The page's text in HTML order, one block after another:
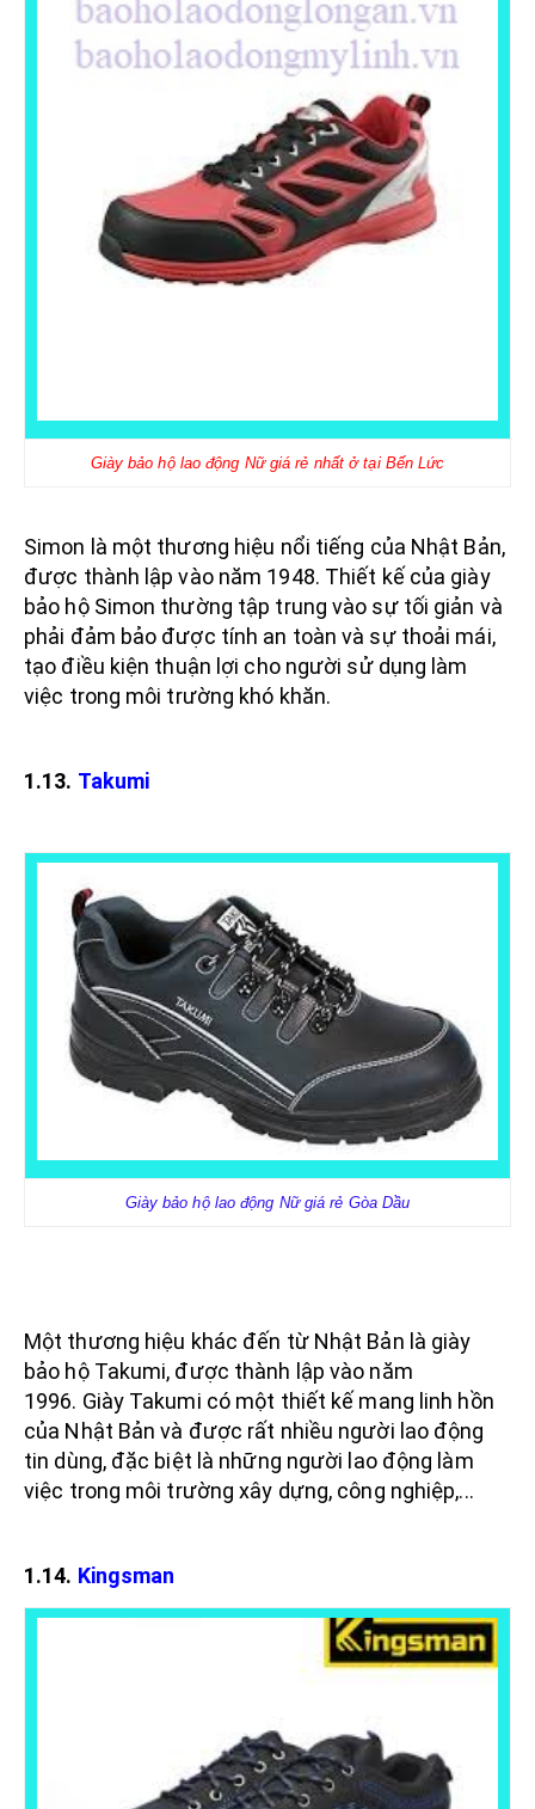
Giày bảo hộ lao động Nữ giá rẻ nhất ở tại Bến Lức
Simon là một thương hiệu nổi tiếng của Nhật Bản,
được thành lập vào năm 1948. Thiết kế của giày
bảo hộ Simon thường tập trung vào sự tối giản và
phải đảm bảo được tính an toàn và sự thoải mái,
tạo điều kiện thuận lợi cho người sử dụng làm
việc trong môi trường khó khăn.
1.13. Takumi
Giày bảo hộ lao động Nữ giá rẻ Gòa Dầu
Một thương hiệu khác đến từ Nhật Bản là giày
bảo hộ Takumi, được thành lập vào năm
1996. Giày Takumi có một thiết kế mang linh hồn
của Nhật Bản và được rất nhiều người lao động
tin dùng, đặc biệt là những người lao động làm
việc trong môi trường xây dựng, công nghiệp,...
1.14. Kingsman